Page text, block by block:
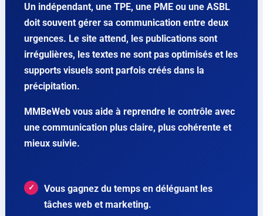
Un indépendant, une TPE, une PME ou une ASBL
doit souvent gérer sa communication entre deux
urgences. Le site attend, les publications sont
irrégulières, les textes ne sont pas optimisés et les
supports visuels sont parfois créés dans la
précipitation.
MMBeWeb vous aide à reprendre le contrôle avec
une communication plus claire, plus cohérente et
mieux suivie.
Vous gagnez du temps en déléguant les
tâches web et marketing.